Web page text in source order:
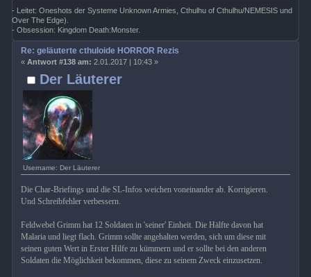
- Leitet: Oneshots der Systeme Unknown Armies, Cthulhu of Cthulhu/NEMESIS und
Over The Edge).
- Obsession: Kingdom Death:Monster.
Der Läuterer
Username: Der Läuterer
Re: geläuterte cthuloide HORROR Rezis
« Antwort #138 am: 2.01.2017 | 10:43 »
Die Char-Briefings und die SL-Infos weichen voneinander ab. Korrigieren.
Und Schreibfehler verbessern.
Feldwebel Grimm hat 12 Soldaten in 'seiner' Einheit. Die Hälfte davon hat
Malaria und liegt flach. Grimm sollte angehalten werden, sich um diese mit
seinen guten Wert in Erster Hilfe zu kümmern und er sollte bei den anderen
Soldaten die Möglichkeit bekommen, diese zu seinem Zweck einzusetzen.